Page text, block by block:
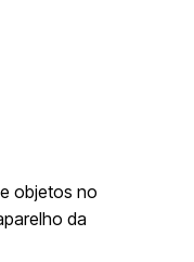
objetos no
da